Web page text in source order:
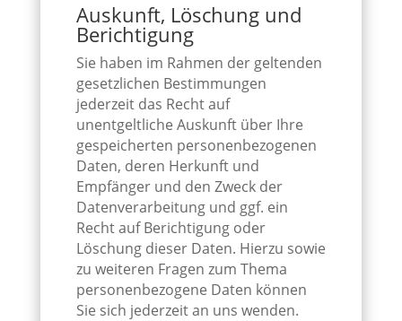
Auskunft, Löschung und
Berichtigung
Sie haben im Rahmen der geltenden
gesetzlichen Bestimmungen
jederzeit das Recht auf
unentgeltliche Auskunft über Ihre
gespeicherten personenbezogenen
Daten, deren Herkunft und
Empfänger und den Zweck der
Datenverarbeitung und ggf. ein
Recht auf Berichtigung oder
Löschung dieser Daten. Hierzu sowie
zu weiteren Fragen zum Thema
personenbezogene Daten können
Sie sich jederzeit an uns wenden.